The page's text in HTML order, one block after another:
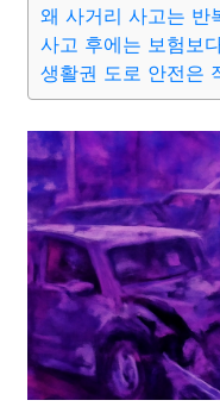
왜 사거리 사고는 반
사고 후에는 보험보
생활권 도로 안전은